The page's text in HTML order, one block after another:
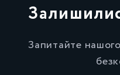
Запитайте